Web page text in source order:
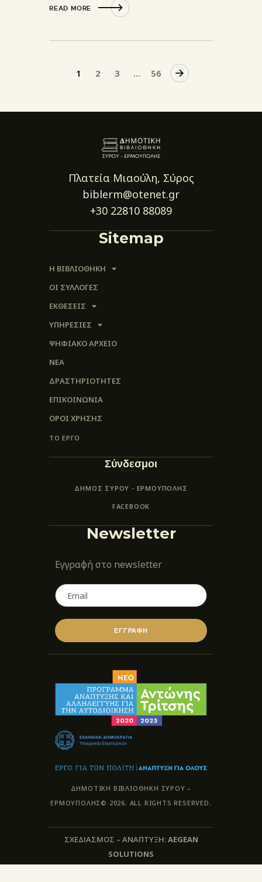
READ MORE
1 2 3 … 56
>
Πλατεία Μιαούλη, Σύρος
biblerm@otenet.gr
+30 22810 88089
Sitemap
Η ΒΙΒΛΙΟΘΗΚΗ
ΟΙ ΣΥΛΛΟΓΈΣ
ΕΚΘΕΣΕΙΣ
ΥΠΗΡΕΣΙΕΣ
ΨΗΦΙΑΚΌ ΑΡΧΕΊΟ
ΝΕΑ
ΔΡΑΣΤΗΡΙΟΤΗΤΕΣ
ΕΠΙΚΟΙΝΩΝΊΑ
ΌΡΟΙ ΧΡΉΣΗΣ
ΤΟ ΕΡΓΟ
Σύνδεσμοι
ΔΗΜΟΣ ΣΥΡΟΥ - ΕΡΜΟΎΠΟΛΗΣ
FACEBOOK
Newsletter
Εγγραφή στο newsletter
ΕΓΓΡΑΦΗ
ΔΗΜΟΤΙΚΗ ΒΙΒΛΙΟΘΗΚΗ ΣΥΡΟΥ –
ΕΡΜΟΥΠΟΛΗΣ© 2026. ALL RIGHTS RESERVED.
ΣΧΕΔΙΑΣΜΟΣ – ΑΝΑΠΤΥΞΗ:AEGEAN
SOLUTIONS